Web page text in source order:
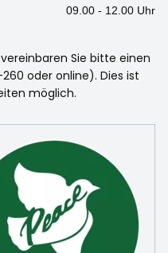
09.00 - 12.00 Uhr
Sie bitte einen
oder online). Dies ist
möglich.